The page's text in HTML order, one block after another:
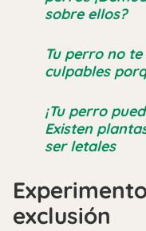
sobre ellos?
Tu perro no
culpables
¡Tu perro
Existen
ser letales
exclusión